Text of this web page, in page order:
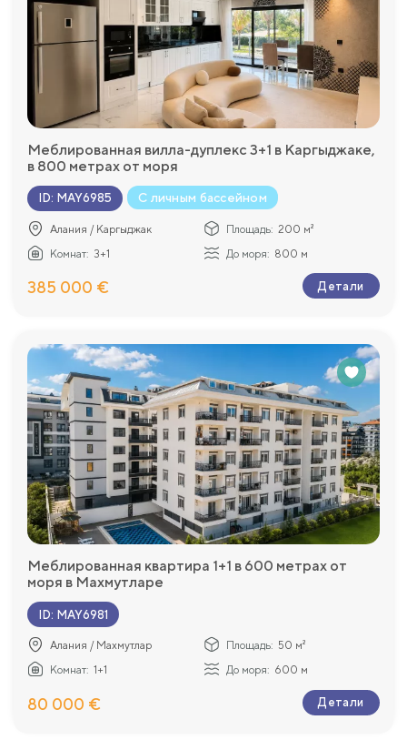
Меблированная вилла-дуплекс 3+1 в Каргыджаке,
в 800 метрах от моря
ID: MAY6985 С личным бассейном
Алания / Каргыджак Площадь: 200 м²
Комнат: 3+1 До моря: 800 м
385 000 € Детали
Меблированная квартира 1+1 в 600 метрах от
моря в Махмутларе
ID: MAY6981
Алания / Махмутлар Площадь: 50 м²
Комнат: 1+1 До моря: 600 м
80 000 € Детали